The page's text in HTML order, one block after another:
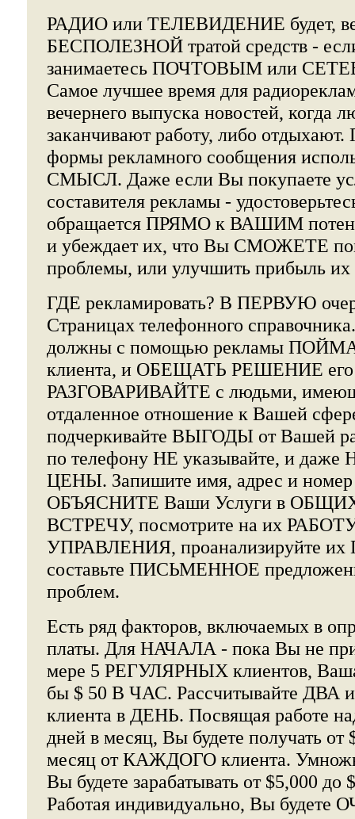
РАДИО или ТЕЛЕВИДЕНИЕ будет,
БЕСПОЛЕЗНОЙ тратой средств -
занимаетесь ПОЧТОВЫМ или
Самое лучшее время для
вечернего выпуска новостей, когда
заканчивают работу, либо отдыхают.
формы рекламного сообщения
СМЫСЛ. Даже если Вы покупаете
составителя рекламы -
обращается ПРЯМО к ВАШИМ
и убеждает их, что Вы СМОЖЕТЕ
проблемы, или улучшить прибыль их
ГДЕ рекламировать? В ПЕРВУЮ
Страницах телефонного
должны с помощью рекламы
клиента, и ОБЕЩАТЬ РЕШЕНИЕ его
РАЗГОВАРИВАЙТЕ с людьми,
отдаленное отношение к Вашей
подчеркивайте ВЫГОДЫ от Вашей
по телефону НЕ указывайте, и даже
ЦЕНЫ. Запишите имя, адрес и номер
ОБЪЯСНИТЕ Ваши Услуги в ОБЩИХ
ВСТРЕЧУ, посмотрите на их
УПРАВЛЕНИЯ, проанализируйте
составьте ПИСЬМЕННОЕ
проблем.
Есть ряд факторов, включаемых в
платы. Для НАЧАЛА - пока Вы не
мере 5 РЕГУЛЯРНЫХ клиентов,
бы $ 50 В ЧАС. Рассчитывайте ДВА
клиента в ДЕНЬ. Посвящая работе
дней в месяц, Вы будете получать от
месяц от КАЖДОГО клиента.
Вы будете зарабатывать от $5,000
Работая индивидуально, Вы будете